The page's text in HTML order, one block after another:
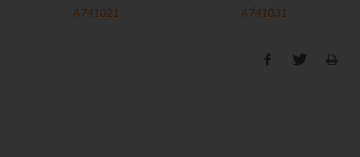
A741021
A741031